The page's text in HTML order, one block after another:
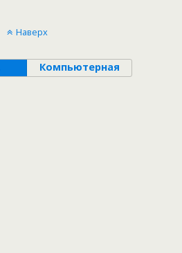
Наверх
Компьютерная